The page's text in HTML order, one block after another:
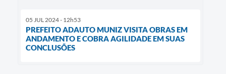
05 JUL 2024 - 12h53
PREFEITO ADAUTO MUNIZ VISITA OBRAS EM
ANDAMENTO E COBRA AGILIDADE EM SUAS
CONCLUSÕES